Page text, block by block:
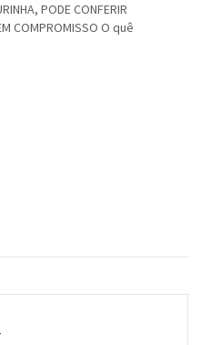
PODE CONFERIR
COMPROMISSO O quê